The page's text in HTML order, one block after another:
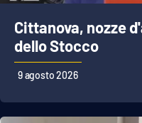
Leggendo Alvaro
Imprese Di Calabria
Le perfidie di
Cittanova, nozze
dello Stocco
9 agosto 2026